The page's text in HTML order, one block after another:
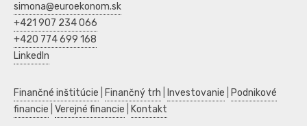
simona@euroekonom.sk
+421 907 234 066
+420 774 699 168
LinkedIn
Finančné inštitúcie Finančný trh Investovanie
Podnikové
financie Verejné financie Kontakt